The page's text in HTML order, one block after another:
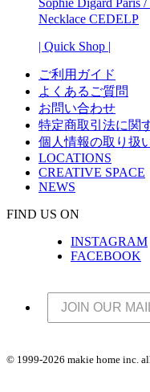
Sophie Digard
Necklace CEDELP
| Quick Shop |
ご利用ガイド
よくあるご質問
お問い合わせ
特定商取引法に関
個人情報の取り扱
LOCATIONS
CREATIVE SPACE
NEWS
FIND US ON
INSTAGRAM
FACEBOOK
© 1999-2026 makie home inc.